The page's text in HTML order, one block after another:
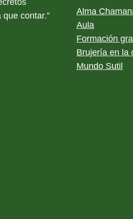
contar.”
Alma
Aula
Formación
Brujería en la
Mundo Sutil